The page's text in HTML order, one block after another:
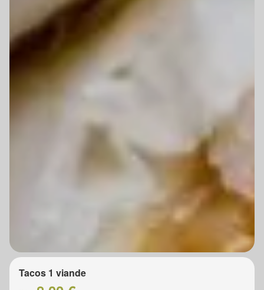
Tacos 1 viande